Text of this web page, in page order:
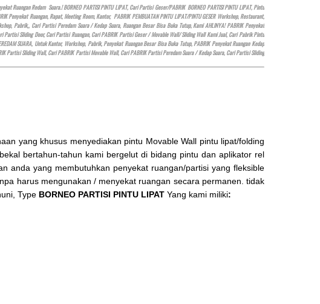
Ruangan Redam Suara.! BORNEO PARTISI PINTU LIPAT, Cari Partisi Geser/PABRIK BORNEO PARTISI PINTU LIPAT, Pintu
Ruangan, Rapat, Meeting Room, Kantor, PABRIK PEMBUATAN PINTU LIPAT/PINTU GESER Workshop, Restaurant,
Pabrik,, Cari Partisi Peredam Suara / Kedap Suara, Ruangan Besar Bisa Buka Tutup, Kami AHLINYA! PABRIK Penyekat
Partisi Sliding Door, Cari Partisi Ruangan, Cari PABRIK Partisi Geser / Movable Wall/ Sliding Wall Kami Jual, Cari Pabrik Pintu
SUARA, Untuk Kantor, Workshop, Pabrik, Penyekat Ruangan Besar Bisa Buka Tutup, PABRIK Penyekat Ruangan Kedap
Sliding Wall, Cari PABRIK Partisi Movable Wall, Cari PABRIK Partisi Peredam Suara / Kedap Suara, Cari Partisi Sliding
yang khusus menyediakan pintu Movable Wall pintu lipat/folding
bertahun-tahun kami bergelut di bidang pintu dan aplikator rel
anda yang membutuhkan penyekat ruangan/partisi yang fleksible
harus mengunakan / menyekat ruangan secara permanen. tidak
Type BORNEO PARTISI PINTU LIPAT Yang kami miliki: